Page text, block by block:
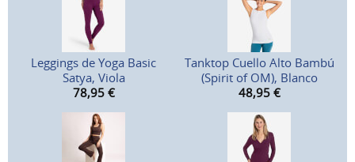
Leggings de Yoga Basic
Satya, Viola
78,95 €
Tanktop Cuello Alto Bambú
(Spirit of OM), Blanco
48,95 €